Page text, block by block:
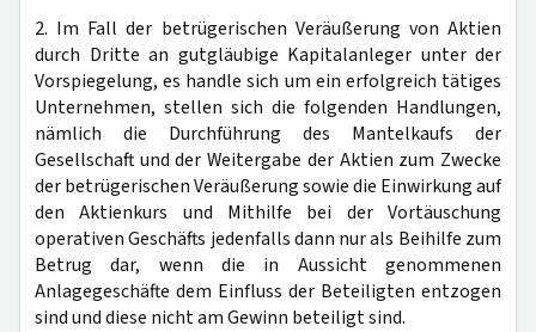
2. Im Fall der betrügerischen Veräußerung von Aktien
durch Dritte an gutgläubige Kapitalanleger unter der
Vorspiegelung, es handle sich um ein erfolgreich tätiges
Unternehmen, stellen sich die folgenden Handlungen,
nämlich die Durchführung des Mantelkaufs der
Gesellschaft und der Weitergabe der Aktien zum Zwecke
der betrügerischen Veräußerung sowie die Einwirkung auf
den Aktienkurs und Mithilfe bei der Vortäuschung
operativen Geschäfts jedenfalls dann nur als Beihilfe zum
Betrug dar, wenn die in Aussicht genommenen
Anlagegeschäfte dem Einfluss der Beteiligten entzogen
sind und diese nicht am Gewinn beteiligt sind.